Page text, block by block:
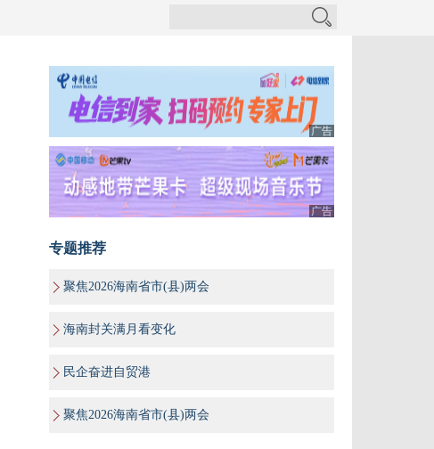
广告
广告
专题推荐
聚焦2026海南省市(县)两会
海南封关满月看变化
民企奋进自贸港
聚焦2026海南省市(县)两会